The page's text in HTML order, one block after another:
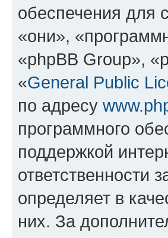
обеспечения для
«они»,
«phpBB Group»,
«General Public
по адресу
программного
поддержкой
ответственности
определяет в
них. За